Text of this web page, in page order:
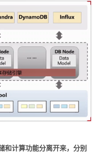
和计算功能分离开来，分别